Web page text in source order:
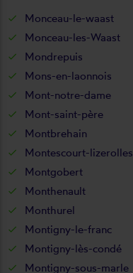
Monceau-le-waast
Monceau-les-Waast
Mondrepuis
Mons-en-laonnois
Mont-notre-dame
Mont-saint-père
Montbrehain
Montescourt-lizerolles
Montgobert
Monthenault
Monthurel
Montigny-le-franc
Montigny-lès-condé
Montigny-sous-marle